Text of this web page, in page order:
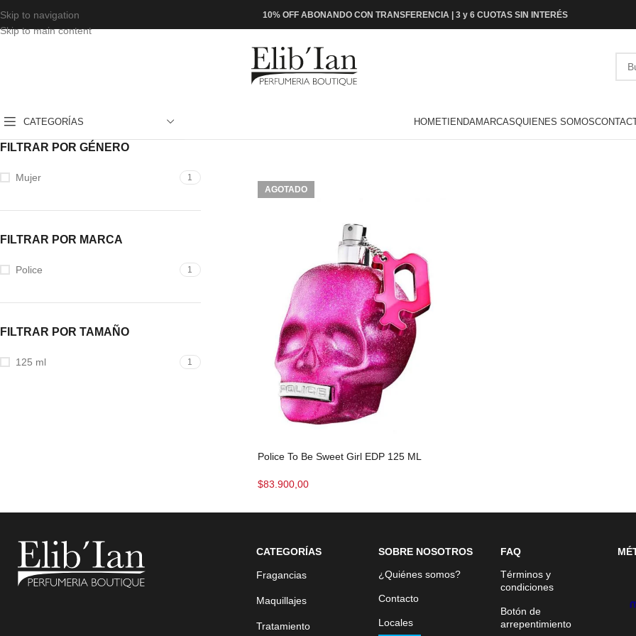
Skip to navigation
Skip to main content
10% OFF ABONANDO CON TRANSFERENCIA | 3 y 6 CUOTAS SIN INTERÉS
CATEGORÍAS HOMETIENDAMARCASQUIENES SOMOS
FILTRAR POR GÉNERO
Mujer 1
FILTRAR POR MARCA
Police 1
FILTRAR POR TAMAÑO
125 ml 1
AGOTADO
Police To Be Sweet Girl EDP 125 ML
$83.900,00
CATEGORÍAS
Fragancias
Maquillajes
Tratamiento
SOBRE NOSOTROS
¿Quiénes somos?
Contacto
Locales
FAQ
Términos y
condiciones
Botón de
arrepentimiento